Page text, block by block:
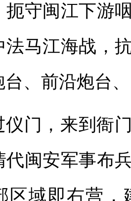
扼守闽江下游
法马江海战，
台、前沿炮台
仪门，来到衙
代闽安军事布
区域即右营